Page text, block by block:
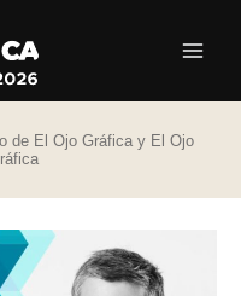
de El Ojo Gráfica y El Ojo